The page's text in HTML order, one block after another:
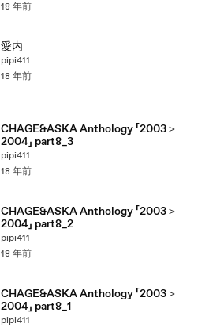
18 年前
愛内
pipi411
18 年前
CHAGE&ASKA Anthology 「2003＞
2004」 part8_3
pipi411
18 年前
CHAGE&ASKA Anthology 「2003＞
2004」 part8_2
pipi411
18 年前
CHAGE&ASKA Anthology 「2003＞
2004」 part8_1
pipi411